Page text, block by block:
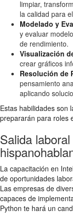
limpiar,
la calidad para
Modelado y
y evaluar
de rendimiento.
Visualización
crear gráficos
Resolución de
pensamiento
aplicando
Estas habilidades son
prepararán para roles
Salida
La capacitación en
de oportunidades
Las empresas de
capaces de
Python te hará un